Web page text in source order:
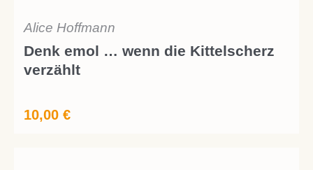
Alice Hoffmann
Denk emol … wenn die Kittelscherz
verzählt
10,00 €